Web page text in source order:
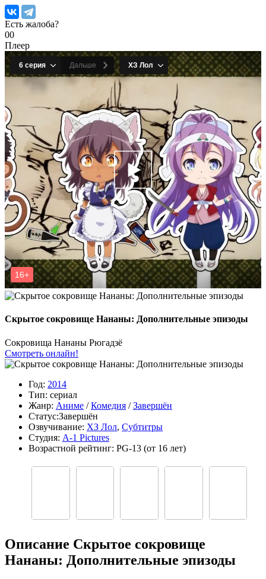
Есть жалоба?
00
Плеер
Скрытое сокровище Нананы: Дополнительные эпизоды
Сокровища Нананы Рюгадзё
Смотреть онлайн!
Год: 2014
Тип: сериал
Жанр: Аниме /Комедия /Завершён
Статус:Завершён
Озвучивание: ХЗ Лол, Субтитры
Студия: A-1 Pictures
Возрастной рейтинг: PG-13 (от 16 лет)
Описание Скрытое сокровище
Нананы: Дополнительные эпизоды